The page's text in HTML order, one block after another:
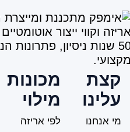
קצת
עלינו
מי אנחנו
מכונות
מילוי
לפי אריזה